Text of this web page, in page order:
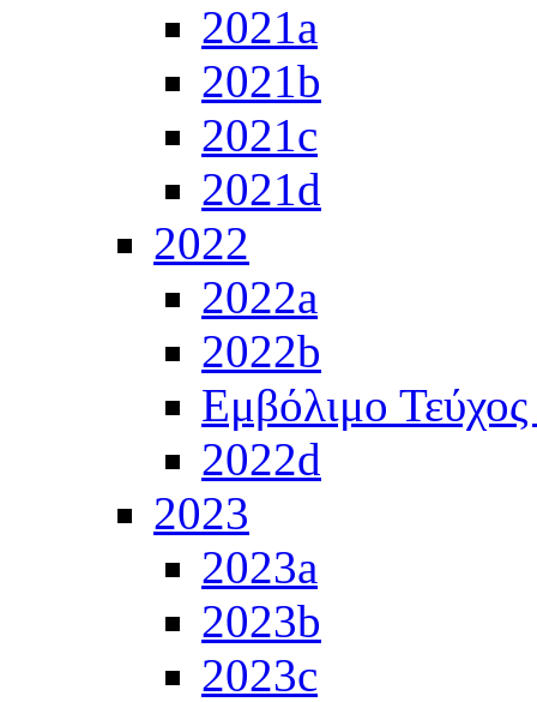
2021a
2021b
2021c
2021d
2022
2022a
2022b
Εμβόλιμο
2022d
2023
2023a
2023b
2023c